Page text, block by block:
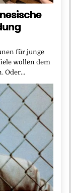
für junge
wollen dem
Oder…